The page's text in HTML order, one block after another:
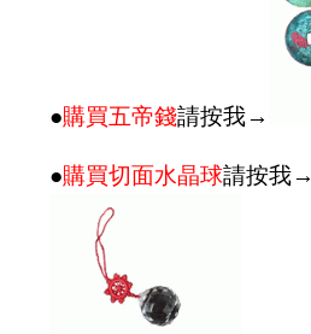
●購買五帝錢請按我→
●購買切面水晶球請按我→